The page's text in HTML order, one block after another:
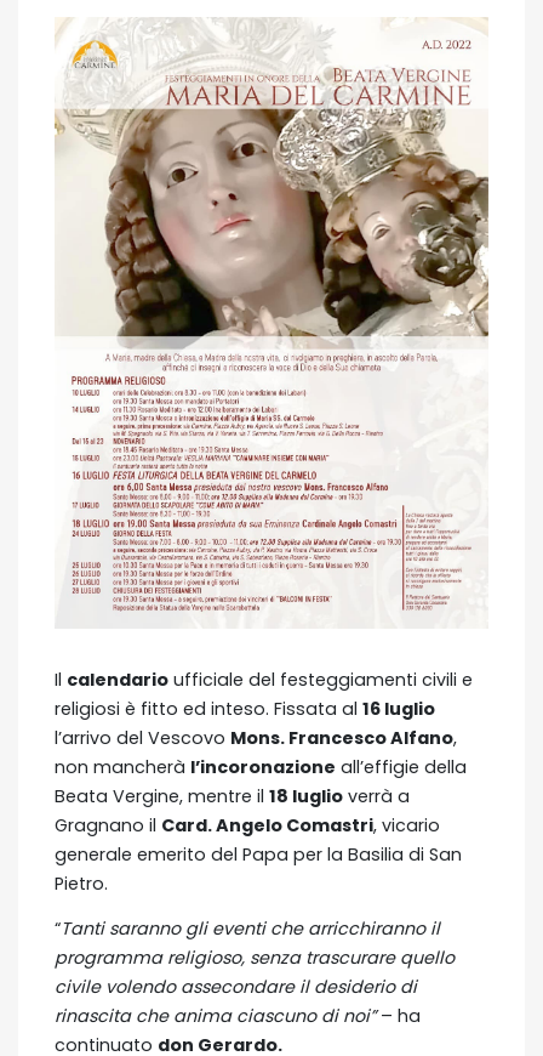
Il calendario ufficiale del festeggiamenti civili e
religiosi è fitto ed inteso. Fissata al 16 luglio
l’arrivo del Vescovo Mons. Francesco Alfano,
non mancherà l’incoronazione all’effigie della
Beata Vergine, mentre il 18 luglio verrà a
Gragnano il Card. Angelo Comastri, vicario
generale emerito del Papa per la Basilia di San
Pietro.
“Tanti saranno gli eventi che arricchiranno il
programma religioso, senza trascurare quello
civile volendo assecondare il desiderio di
rinascita che anima ciascuno di noi”– ha
continuato don Gerardo.